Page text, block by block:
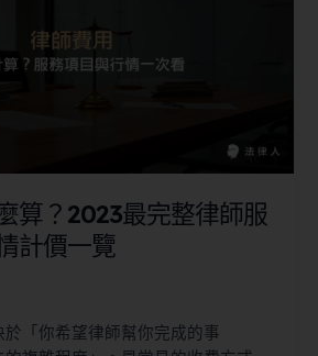
算？2023最完整律師服
計價一覽
「你希望律師幫你完成的事